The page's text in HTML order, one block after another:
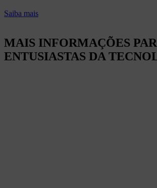
Saiba mais
MAIS INFORMAÇÕES
ENTUSIASTAS DA